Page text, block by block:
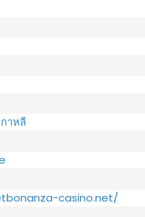
าหลี
casino.net/